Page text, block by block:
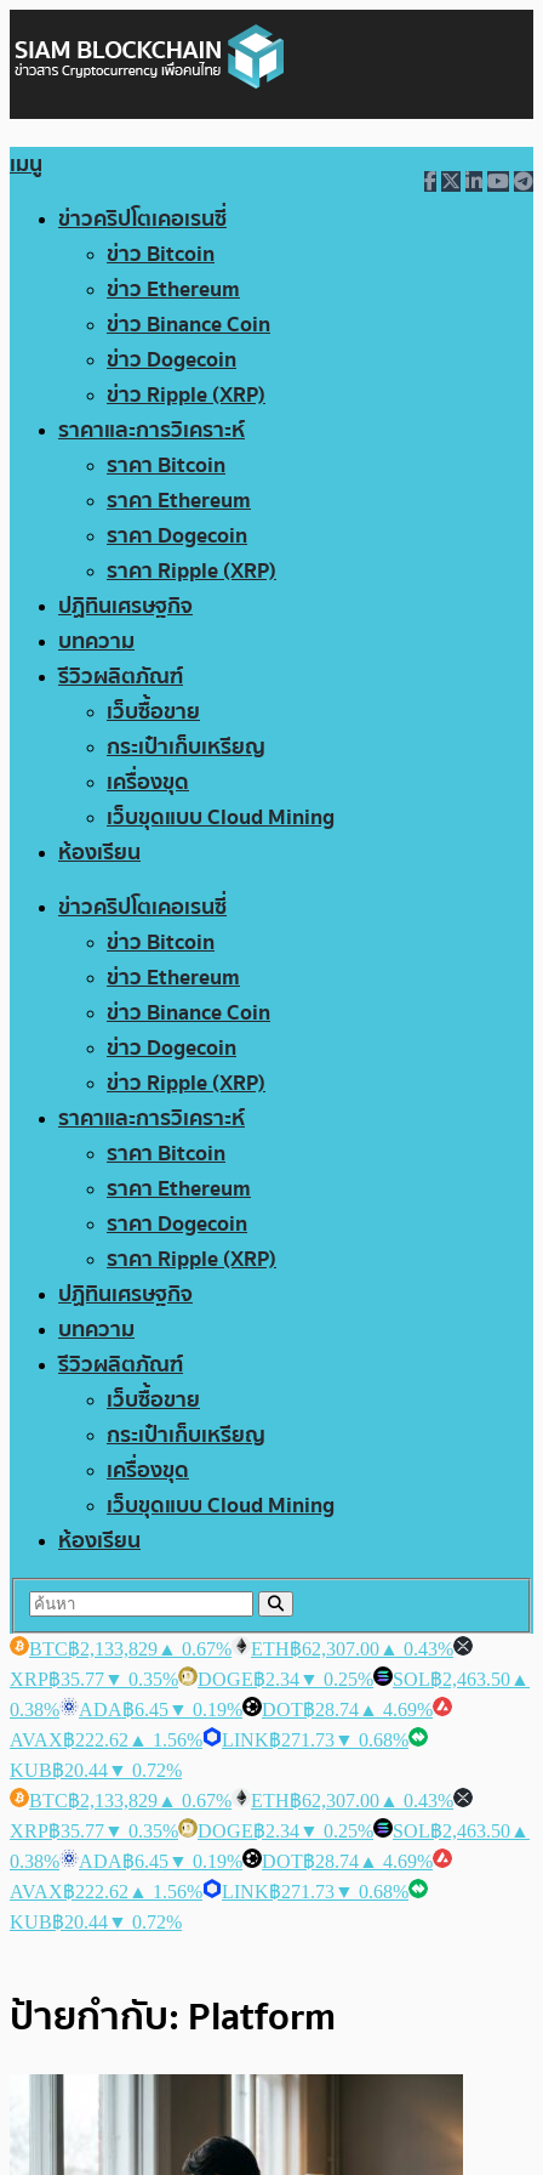
เมนู
ข่าวคริปโตเคอเรนซี่
ข่าว Bitcoin
ข่าว Ethereum
ข่าว Binance Coin
ข่าว Dogecoin
ข่าว Ripple (XRP)
ราคาและการวิเคราะห์
ราคา Bitcoin
ราคา Ethereum
ราคา Dogecoin
ราคา Ripple (XRP)
ปฏิทินเศรษฐกิจ
บทความ
รีวิวผลิตภัณฑ์
เว็บซื้อขาย
กระเป๋าเก็บเหรียญ
เครื่องขุด
เว็บขุดแบบ Cloud Mining
ห้องเรียน
ข่าวคริปโตเคอเรนซี่
ข่าว Bitcoin
ข่าว Ethereum
ข่าว Binance Coin
ข่าว Dogecoin
ข่าว Ripple (XRP)
ราคาและการวิเคราะห์
ราคา Bitcoin
ราคา Ethereum
ราคา Dogecoin
ราคา Ripple (XRP)
ปฏิทินเศรษฐกิจ
บทความ
รีวิวผลิตภัณฑ์
เว็บซื้อขาย
กระเป๋าเก็บเหรียญ
เครื่องขุด
เว็บขุดแบบ Cloud Mining
ห้องเรียน
BTC฿2,133,829 ▲ 0.67% ETH฿62,307.00 ▲ 0.43%
XRP฿35.77▼ 0.35% DOGE฿2.34▼ 0.25% SOL฿2,463.50 ▲
0.38%
ADA฿6.45▼ 0.19% DOT฿28.74 ▲ 4.69%
AVAX฿222.62 ▲ 1.56% LINK฿271.73▼ 0.68%
KUB฿20.44▼ 0.72%
BTC฿2,133,829 ▲ 0.67% ETH฿62,307.00 ▲ 0.43%
XRP฿35.77▼ 0.35% DOGE฿2.34▼ 0.25% SOL฿2,463.50 ▲
0.38%
ADA฿6.45▼ 0.19% DOT฿28.74 ▲ 4.69%
AVAX฿222.62 ▲ 1.56% LINK฿271.73▼ 0.68%
KUB฿20.44▼ 0.72%
ป้ายกำกับ: Platform